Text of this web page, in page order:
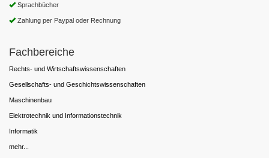
Sprachbücher
Zahlung per Paypal oder Rechnung
Fachbereiche
Rechts- und Wirtschaftswissenschaften
Gesellschafts- und Geschichtswissenschaften
Maschinenbau
Elektrotechnik und Informationstechnik
Informatik
mehr...